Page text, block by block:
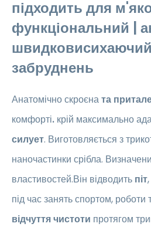
підходить для
функціональний |
швидковисихаючий
забруднень
Анатомічно скроєната
комфорті. крій максимально
силует. Виготовляється з
наночастинки срібла.
властивостей.Він відводить піт
під час занять спортом,
відчуття чистоти протягом